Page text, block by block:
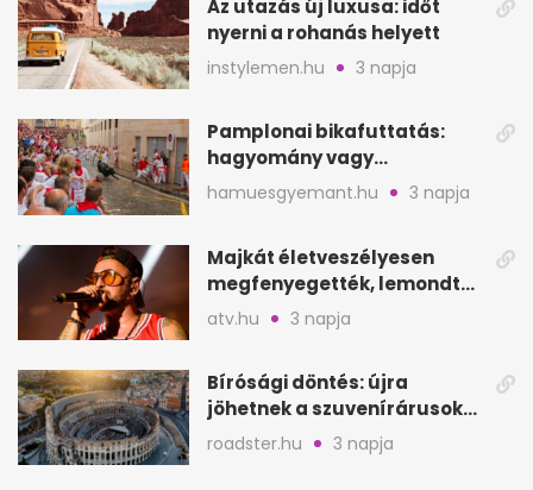
Az utazás új luxusa: időt
nyerni a rohanás helyett
instylemen.hu 3 napja
Pamplonai bikafuttatás:
hagyomány vagy
értelmetlen vérontás?
hamuesgyemant.hu 3 napja
Majkát életveszélyesen
megfenyegették, lemondta
a sepsiszentgyörgyi
atv.hu 3 napja
Bírósági döntés: újra
jöhetnek a szuvenírárusok
Európa ikonikus helyére
roadster.hu 3 napja